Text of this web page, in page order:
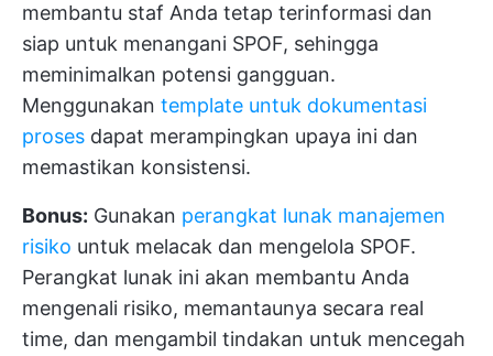
membantu staf Anda tetap terinformasi dan
siap untuk menangani SPOF, sehingga
meminimalkan potensi gangguan.
Menggunakan template untuk dokumentasi
proses dapat merampingkan upaya ini dan
memastikan konsistensi.
Bonus: Gunakan perangkat lunak manajemen
risiko untuk melacak dan mengelola SPOF.
Perangkat lunak ini akan membantu Anda
mengenali risiko, memantaunya secara real
time, dan mengambil tindakan untuk mencegah